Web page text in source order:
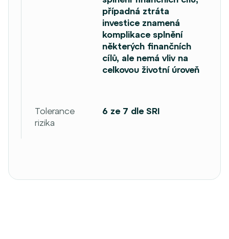
případná ztráta
investice znamená
komplikace splnění
některých finančních
cílů, ale nemá vliv na
celkovou životní úroveň
Tolerance
rizika
6 ze 7 dle SRI